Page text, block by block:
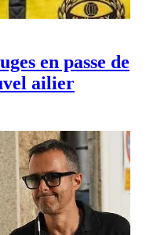
en passe de
ailier